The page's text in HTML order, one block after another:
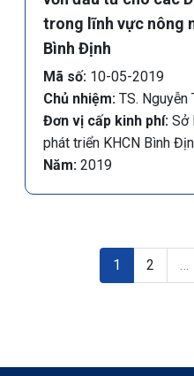
trong lĩnh vực nông
Bình Định
Mã số:10-05-2019
Chủ nhiệm:TS. Nguyễn
Đơn vị cấp kinh phí:Sở
phát triển KHCN Bình
Năm:2019
Trang hiện thời
1 Trang
2 …